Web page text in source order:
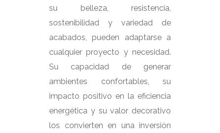
su belleza, resistencia,
sostenibilidad y variedad de
acabados, pueden adaptarse a
cualquier proyecto y necesidad.
Su capacidad de generar
ambientes confortables, su
impacto positivo en la eficiencia
energética y su valor decorativo
los convierten en una inversión